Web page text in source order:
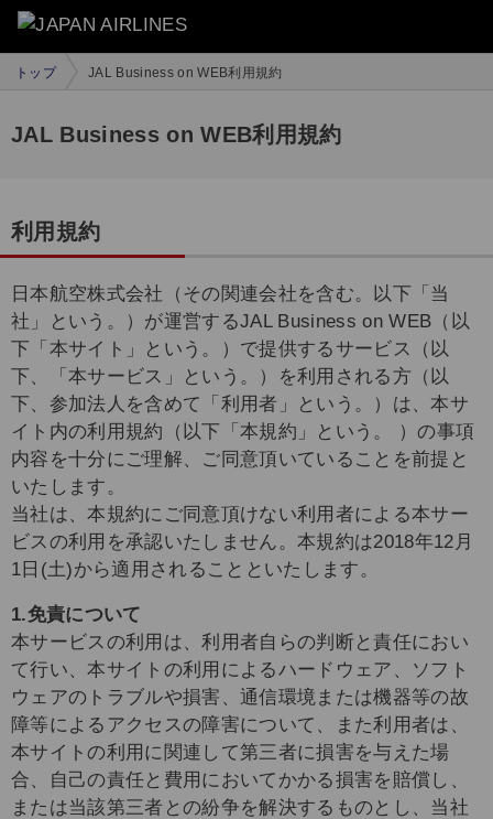
トップ JAL Business on WEB利用規約
JAL Business on WEB利用規約
利用規約
日本航空株式会社（その関連会社を含む。以下「当
社」という。）が運営するJAL Business on WEB（以
下「本サイト」という。）で提供するサービス（以
下、「本サービス」という。）を利用される方（以
下、参加法人を含めて「利用者」という。）は、本サ
イト内の利用規約（以下「本規約」という。 ）の事項
内容を十分にご理解、ご同意頂いていることを前提と
いたします。
当社は、本規約にご同意頂けない利用者による本サー
ビスの利用を承認いたしません。本規約は2018年12月
1日(土)から適用されることといたします。
1.免責について
本サービスの利用は、利用者自らの判断と責任におい
て行い、本サイトの利用によるハードウェア、ソフト
ウェアのトラブルや損害、通信環境または機器等の故
障等によるアクセスの障害について、また利用者は、
本サイトの利用に関連して第三者に損害を与えた場
合、自己の責任と費用においてかかる損害を賠償し、
または当該第三者との紛争を解決するものとし、当社